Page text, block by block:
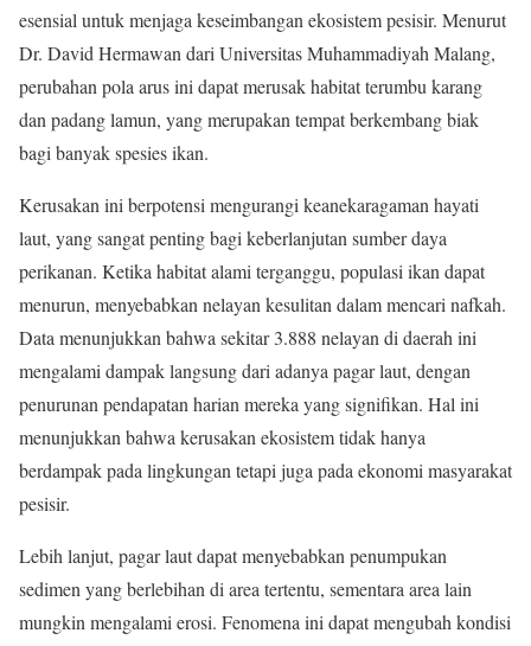
esensial untuk menjaga keseimbangan ekosistem pesisir. Menurut
Dr. David Hermawan dari Universitas Muhammadiyah Malang,
perubahan pola arus ini dapat merusak habitat terumbu karang
dan padang lamun, yang merupakan tempat berkembang biak
bagi banyak spesies ikan.
Kerusakan ini berpotensi mengurangi keanekaragaman hayati
laut, yang sangat penting bagi keberlanjutan sumber daya
perikanan. Ketika habitat alami terganggu, populasi ikan dapat
menurun, menyebabkan nelayan kesulitan dalam mencari nafkah.
Data menunjukkan bahwa sekitar 3.888 nelayan di daerah ini
mengalami dampak langsung dari adanya pagar laut, dengan
penurunan pendapatan harian mereka yang signifikan. Hal ini
menunjukkan bahwa kerusakan ekosistem tidak hanya
berdampak pada lingkungan tetapi juga pada ekonomi masyarakat
pesisir.
Lebih lanjut, pagar laut dapat menyebabkan penumpukan
sedimen yang berlebihan di area tertentu, sementara area lain
mungkin mengalami erosi. Fenomena ini dapat mengubah kondisi